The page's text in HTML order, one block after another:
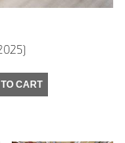
CART